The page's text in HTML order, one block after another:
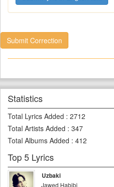
Submit Correction
Statistics
Total Lyrics Added : 2712
Total Artists Added : 347
Total Albums Added : 412
Top 5 Lyrics
Uzbaki
Jawed Habibi